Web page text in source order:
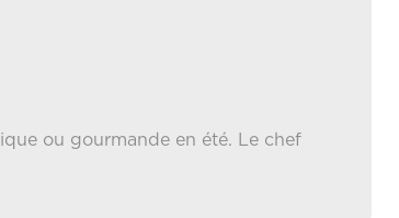
ou gourmande en été. Le chef